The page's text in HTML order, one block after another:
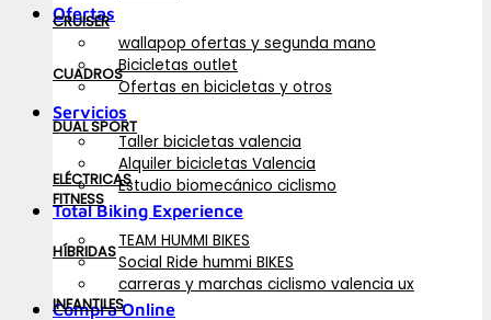
Ofertas
wallapop ofertas y segunda mano
Bicicletas outlet
Ofertas en bicicletas y otros
Servicios
Taller bicicletas valencia
Alquiler bicicletas Valencia
Estudio biomecánico ciclismo
Total Biking Experience
TEAM HUMMI BIKES
Social Ride hummi BIKES
carreras y marchas ciclismo valencia ux
Compra Online
CRUISER
CUADROS
DUAL SPORT
ELÉCTRICAS
FITNESS
HÍBRIDAS
INFANTILES